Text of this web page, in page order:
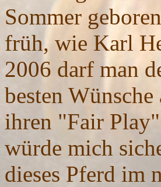
Sommer
früh, wie Karl
2006 darf man
besten
ihren "Fair
würde mich
dieses Pferd im